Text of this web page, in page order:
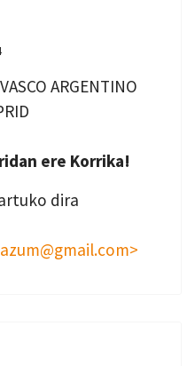
ARGENTINO
ere Korrika!
dira